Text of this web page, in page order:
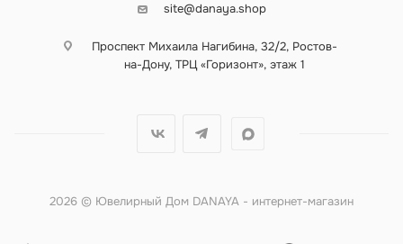
site@danaya.shop
Проспект Михаила Нагибина, 32/2, Ростов-
на-Дону, ТРЦ «Горизонт», этаж 1
2026 © Ювелирный Дом DANAYA - интернет-магазин